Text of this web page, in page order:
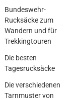
Bundeswehr-
Rucksäcke zum
Wandern und für
Trekkingtouren
Die besten
Tagesrucksäcke
Die verschiedenen
Tarnmuster von